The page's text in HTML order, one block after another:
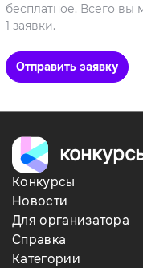
бесплатное. Всего вы
1 заявки.
Отправить заявку
Конкурсы
Новости
Для организатора
Справка
Категории